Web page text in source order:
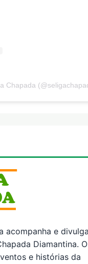
Chapada
acompanha e
Diamantina. O
e histórias da